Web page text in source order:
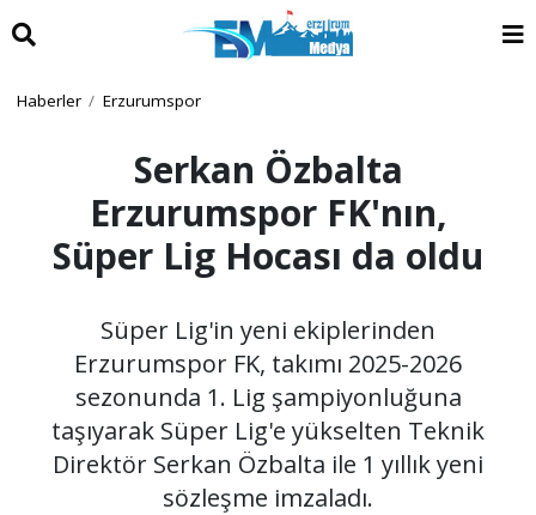
Haberler Erzurumspor
Serkan Özbalta
Erzurumspor FK'nın,
Süper Lig Hocası da oldu
Süper Lig'in yeni ekiplerinden
Erzurumspor FK, takımı 2025-2026
sezonunda 1. Lig şampiyonluğuna
taşıyarak Süper Lig'e yükselten Teknik
Direktör Serkan Özbalta ile 1 yıllık yeni
sözleşme imzaladı.